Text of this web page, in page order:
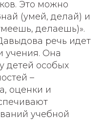
Это можно
(умей, делай) и
делаешь)».
речь идет
учения. Она
детей особых
–
оценки и
учебной